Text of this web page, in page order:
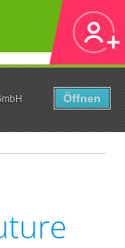
Öffnen